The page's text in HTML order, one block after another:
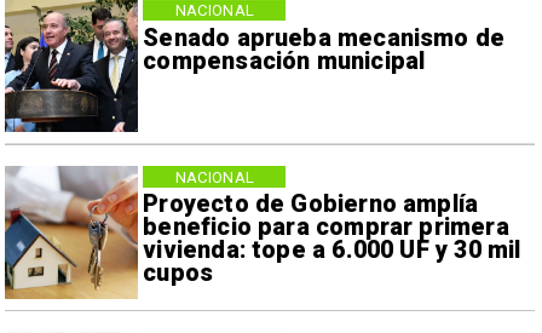
Senado aprueba mecanismo de
compensación municipal
NACIONAL
Proyecto de Gobierno amplía
beneficio para comprar primera
vivienda: tope a 6.000 UF y 30 mil
cupos
NACIONAL